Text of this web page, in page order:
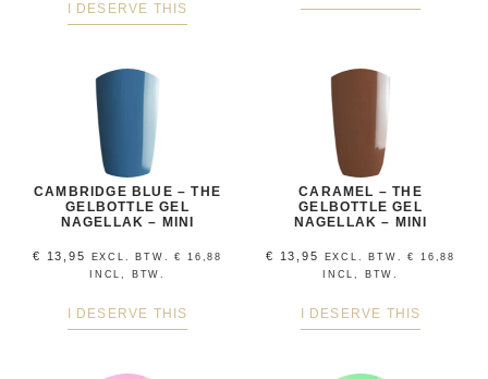
I DESERVE THIS
CAMBRIDGE BLUE – THE
GELBOTTLE GEL
NAGELLAK – MINI
€ 13,95 EXCL. BTW.€
16,88
INCL, BTW.
I DESERVE THIS
CARAMEL – THE
GELBOTTLE GEL
NAGELLAK – MINI
€ 13,95 EXCL. BTW.€
16,88
INCL, BTW.
I DESERVE THIS